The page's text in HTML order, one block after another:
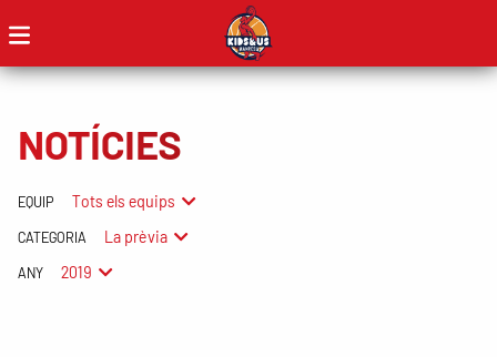
NOTÍCIES
EQUIP Tots els equips
CATEGORIA La prèvia
ANY 2019